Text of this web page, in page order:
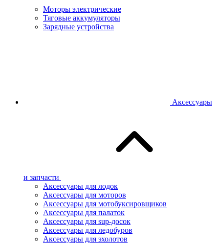
Моторы электрические
Тяговые аккумуляторы
Зарядные устройства
Аксессуары
и запчасти
Аксессуары для лодок
Аксессуары для моторов
Аксессуары для мотобуксировщиков
Аксессуары для палаток
Аксессуары для sup-досок
Аксессуары для ледобуров
Аксессуары для эхолотов